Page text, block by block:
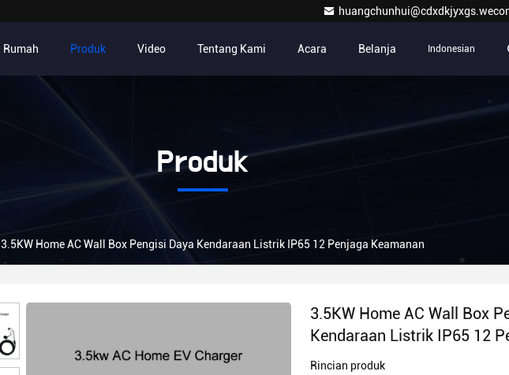
Rumah Produk Video Tentang Kami Acara Belanja Indonesian
Produk
3.5KW Home AC Wall Box Pengisi Daya Kendaraan Listrik IP65 12 Penjaga Keamanan
3.5KW Home AC Wall Box
Kendaraan Listrik IP65 12
Rincian produk